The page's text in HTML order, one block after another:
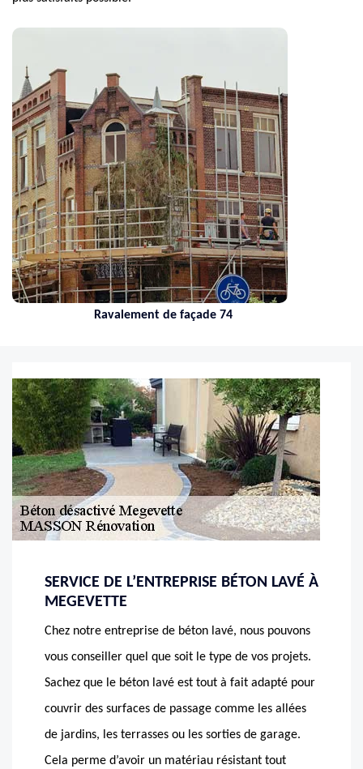
Ravalement de façade 74
SERVICE DE L’ENTREPRISE BÉTON LAVÉ À
MEGEVETTE
Chez notre entreprise de béton lavé, nous pouvons
vous conseiller quel que soit le type de vos projets.
Sachez que le béton lavé est tout à fait adapté pour
couvrir des surfaces de passage comme les allées
de jardins, les terrasses ou les sorties de garage.
Cela perme d’avoir un matériau résistant tout